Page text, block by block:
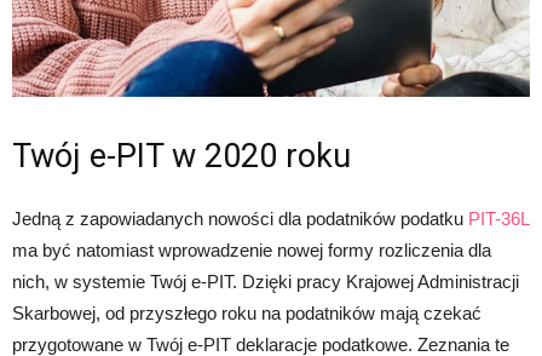
Twój e-PIT w 2020 roku
Jedną z zapowiadanych nowości dla podatników podatku PIT-36L
ma być natomiast wprowadzenie nowej formy rozliczenia dla
nich, w systemie Twój e-PIT. Dzięki pracy Krajowej Administracji
Skarbowej, od przyszłego roku na podatników mają czekać
przygotowane w Twój e-PIT deklaracje podatkowe. Zeznania te